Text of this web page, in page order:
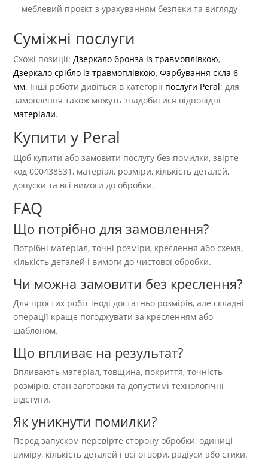
меблевий проєкт з урахуванням безпеки та вигляду
Суміжні послуги
Схожі позиції:Дзеркало бронза із травмоплівкою,
Дзеркало срібло із травмоплівкою,Фарбування скла 6
мм. Інші роботи дивіться в категорії послуги Peral; для
замовлення також можуть знадобитися відповідні
матеріали.
Купити у Peral
Щоб купити або замовити послугу без помилки, звірте
код 000438531, матеріал, розміри, кількість деталей,
допуски та всі вимоги до обробки.
FAQ
Що потрібно для замовлення?
Потрібні матеріал, точні розміри, креслення або схема,
кількість деталей і вимоги до чистової обробки.
Чи можна замовити без креслення?
Для простих робіт іноді достатньо розмірів, але складні
операції краще погоджувати за кресленням або
шаблоном.
Що впливає на результат?
Впливають матеріал, товщина, покриття, точність
розмірів, стан заготовки та допустимі технологічні
відступи.
Як уникнути помилки?
Перед запуском перевірте сторону обробки, одиниці
виміру, кількість деталей і всі отвори, радіуси або стики.